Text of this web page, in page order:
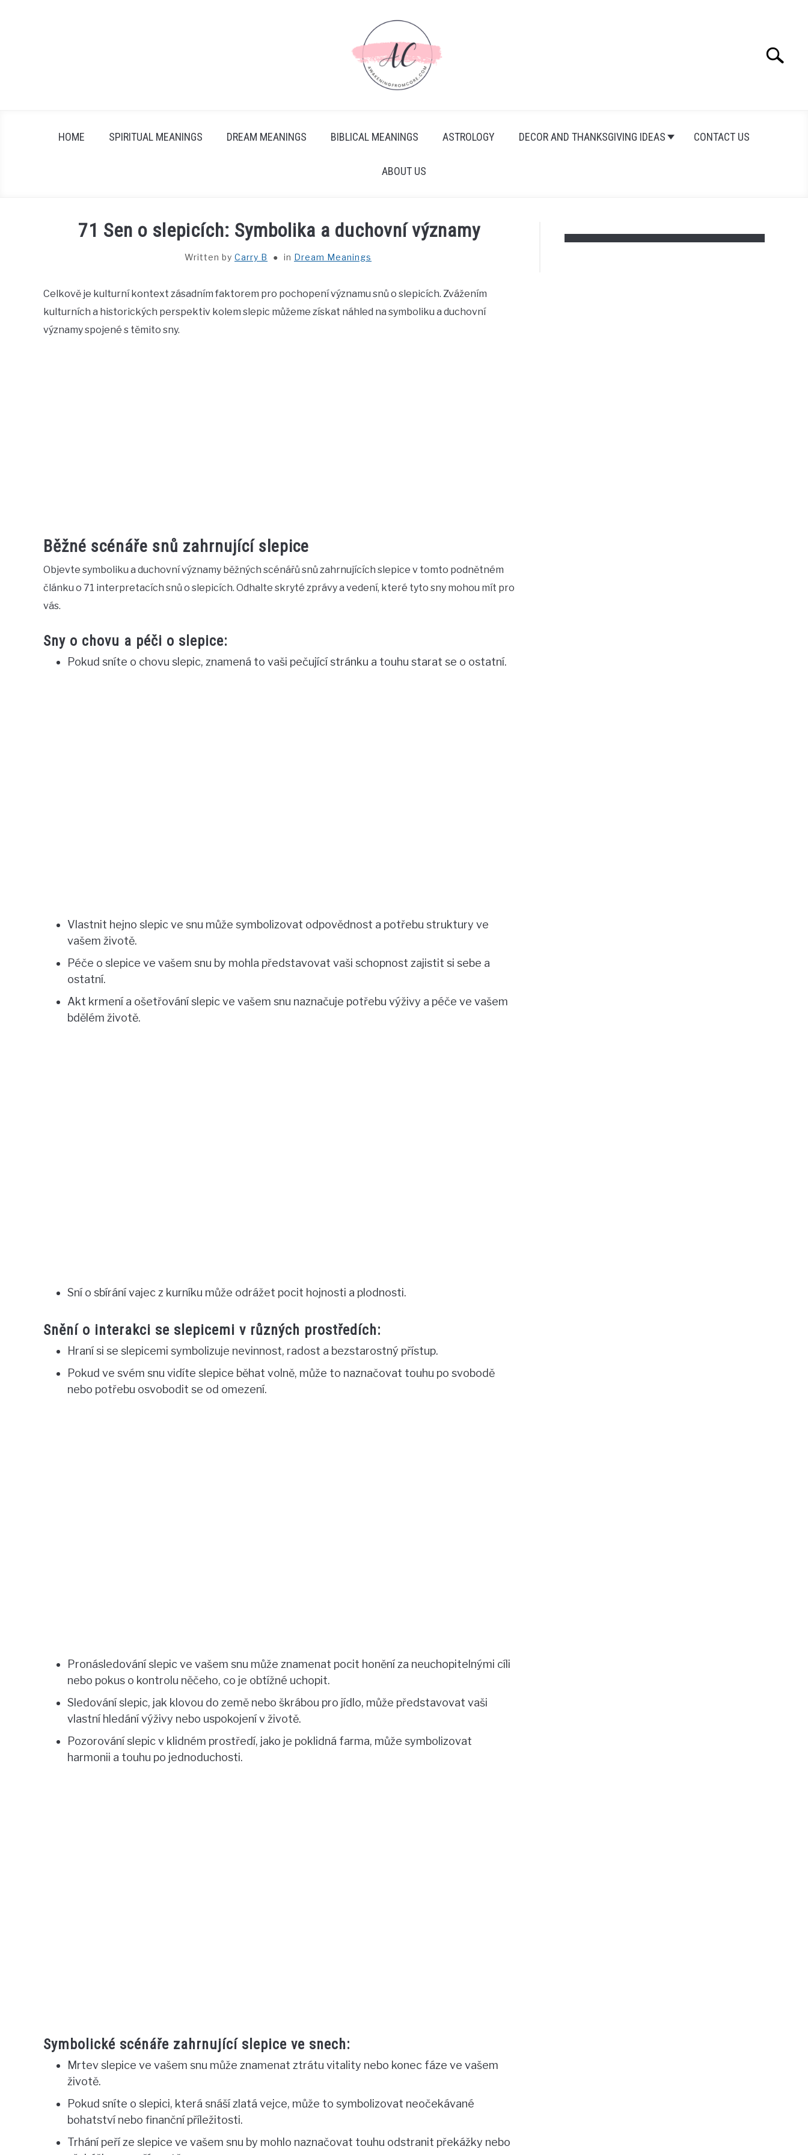
Search
HOME SPIRITUAL MEANINGS DREAM MEANINGS BIBLICAL MEANINGS ASTROLOGY DECOR AND THANKSGIVING IDEAS CONTACT US
ABOUT US
71 Sen o slepicích: Symbolika a duchovní významy
Written by Carry B in Dream Meanings
Celkově je kulturní kontext zásadním faktorem pro pochopení významu snů o slepicích. Zvážením
kulturních a historických perspektiv kolem slepic můžeme získat náhled na symboliku a duchovní
významy spojené s těmito sny.
Běžné scénáře snů zahrnující slepice
Objevte symboliku a duchovní významy běžných scénářů snů zahrnujících slepice v tomto podnětném
článku o 71 interpretacích snů o slepicích. Odhalte skryté zprávy a vedení, které tyto sny mohou mít pro
vás.
Sny o chovu a péči o slepice:
Pokud sníte o chovu slepic, znamená to vaši pečující stránku a touhu starat se o ostatní.
Vlastnit hejno slepic ve snu může symbolizovat odpovědnost a potřebu struktury ve
vašem životě.
Péče o slepice ve vašem snu by mohla představovat vaši schopnost zajistit si sebe a
ostatní.
Akt krmení a ošetřování slepic ve vašem snu naznačuje potřebu výživy a péče ve vašem
bdělém životě.
Sní o sbírání vajec z kurníku může odrážet pocit hojnosti a plodnosti.
Snění o interakci se slepicemi v různých prostředích:
Hraní si se slepicemi symbolizuje nevinnost, radost a bezstarostný přístup.
Pokud ve svém snu vidíte slepice běhat volně, může to naznačovat touhu po svobodě
nebo potřebu osvobodit se od omezení.
Pronásledování slepic ve vašem snu může znamenat pocit honění za neuchopitelnými cíli
nebo pokus o kontrolu něčeho, co je obtížné uchopit.
Sledování slepic, jak klovou do země nebo škrábou pro jídlo, může představovat vaši
vlastní hledání výživy nebo uspokojení v životě.
Pozorování slepic v klidném prostředí, jako je poklidná farma, může symbolizovat
harmonii a touhu po jednoduchosti.
Symbolické scénáře zahrnující slepice ve snech:
Mrtev slepice ve vašem snu může znamenat ztrátu vitality nebo konec fáze ve vašem
životě.
Pokud sníte o slepici, která snáší zlatá vejce, může to symbolizovat neočekávané
bohatství nebo finanční příležitosti.
Trhání peří ze slepice ve vašem snu by mohlo naznačovat touhu odstranit překážky nebo